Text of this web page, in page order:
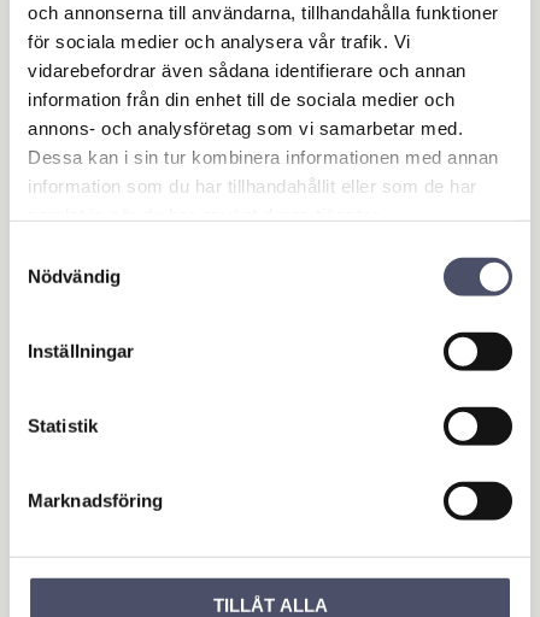
och annonserna till användarna, tillhandahålla funktioner
för sociala medier och analysera vår trafik. Vi
vidarebefordrar även sådana identifierare och annan
information från din enhet till de sociala medier och
annons- och analysföretag som vi samarbetar med.
Dessa kan i sin tur kombinera informationen med annan
information som du har tillhandahållit eller som de har
Nödvändig
Inställningar
Statistik
Marknadsföring
TILLÅT ALLA
Ge ett omdöme!
Omdömen
Du
Maskin & Fordonstillbehör
Garage- & Fordonsutrustning